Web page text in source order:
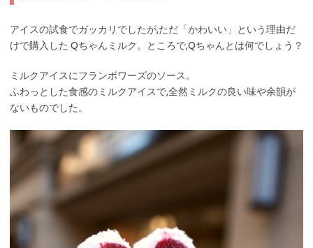
アイスの試食でガッカリでしたが,ただ「かわいい」という理由だ
けで購入した Qちゃんミルク。ところで,Qちゃんとは何でしょう？
ミルクアイスにフランボワーズのソース。
ふわっとした食感のミルクアイスで,全然ミルクの良い味や余韻が
ないものでした。